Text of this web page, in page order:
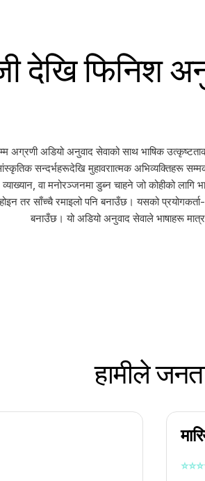
देखि फिनिश
अडियो अनुवाद सेवाको साथ भाषिक
सन्दर्भहरूदेखि मुहावराात्मक अभिव्यक्तिहरू
वा मनोरञ्जनमा डुब्न चाहने जो कोहीको
होइन तर साँच्चै रमाइलो पनि बनाउँछ। यसको
बनाउँछ। यो अडियो अनुवाद सेवाले भाषाहरू
हामीले
⭐⭐⭐